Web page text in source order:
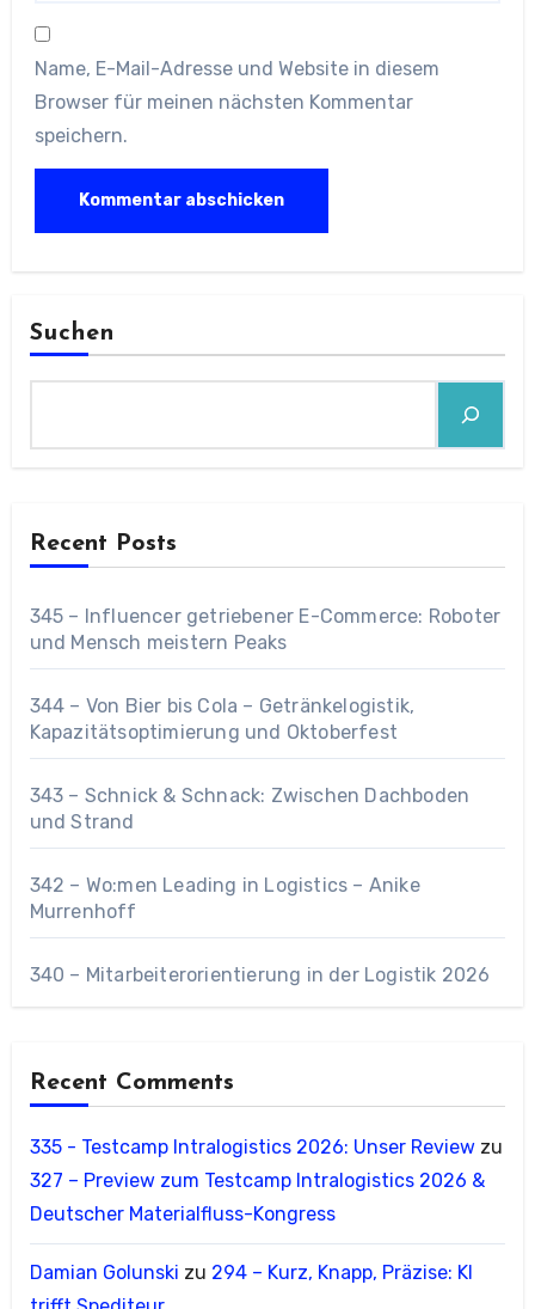
Name, E-Mail-Adresse und Website in diesem
Browser für meinen nächsten Kommentar
speichern.
Suchen
Recent Posts
345 – Influencer getriebener E-Commerce: Roboter
und Mensch meistern Peaks
344 – Von Bier bis Cola – Getränkelogistik,
Kapazitätsoptimierung und Oktoberfest
343 – Schnick & Schnack: Zwischen Dachboden
und Strand
342 – Wo:men Leading in Logistics – Anike
Murrenhoff
340 – Mitarbeiterorientierung in der Logistik 2026
Recent Comments
335 - Testcamp Intralogistics 2026: Unser Reviewzu
327 – Preview zum Testcamp Intralogistics 2026 &
Deutscher Materialfluss-Kongress
Damian Golunski zu 294 – Kurz, Knapp, Präzise: KI